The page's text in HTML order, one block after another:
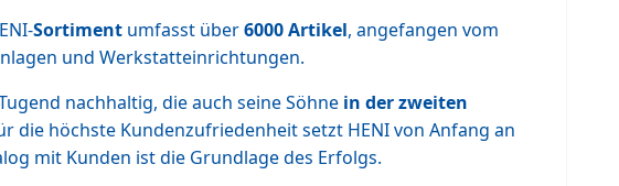
Sortiment umfasst über6000 Artikel, angefangen vom
und Werkstatteinrichtungen.
nachhaltig, die auch seine Söhne in der zweiten
höchste Kundenzufriedenheit setzt HENI von Anfang an
mit Kunden ist die Grundlage des Erfolgs.